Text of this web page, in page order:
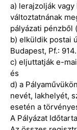
a) lerajzolják
változtatnának
pályázati pénzből
b) elküldik postai
Budapest, Pf.:
c) eljuttatják e-
és
d) a
nevét, lakhelyét,
esetén a
A Pályázat